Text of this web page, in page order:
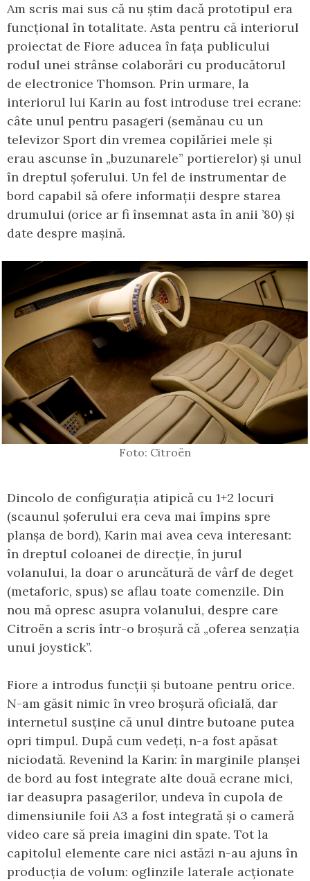
Am scris mai sus că nu știm dacă prototipul era
funcțional în totalitate. Asta pentru că interiorul
proiectat de Fiore aducea în fața publicului
rodul unei strânse colaborări cu producătorul
de electronice Thomson. Prin urmare, la
interiorul lui Karin au fost introduse trei ecrane:
câte unul pentru pasageri (semănau cu un
televizor Sport din vremea copilăriei mele și
erau ascunse în „buzunarele” portierelor) și unul
în dreptul șoferului. Un fel de instrumentar de
bord capabil să ofere informații despre starea
drumului (orice ar fi însemnat asta în anii ’80) și
date despre mașină.
Foto: Citroën
Dincolo de configurația atipică cu 1+2 locuri
(scaunul șoferului era ceva mai împins spre
planșa de bord), Karin mai avea ceva interesant:
în dreptul coloanei de direcție, în jurul
volanului, la doar o aruncătură de vârf de deget
(metaforic, spus) se aflau toate comenzile. Din
nou mă opresc asupra volanului, despre care
Citroën a scris într-o broșură că „oferea senzația
unui joystick”.
Fiore a introdus funcții și butoane pentru orice.
N-am găsit nimic în vreo broșură oficială, dar
internetul susține că unul dintre butoane putea
opri timpul. După cum vedeți, n-a fost apăsat
niciodată. Revenind la Karin: în marginile planșei
de bord au fost integrate alte două ecrane mici,
iar deasupra pasagerilor, undeva în cupola de
dimensiunile foii A3 a fost integrată și o cameră
video care să preia imagini din spate. Tot la
capitolul elemente care nici astăzi n-au ajuns în
producția de volum: oglinzile laterale acționate